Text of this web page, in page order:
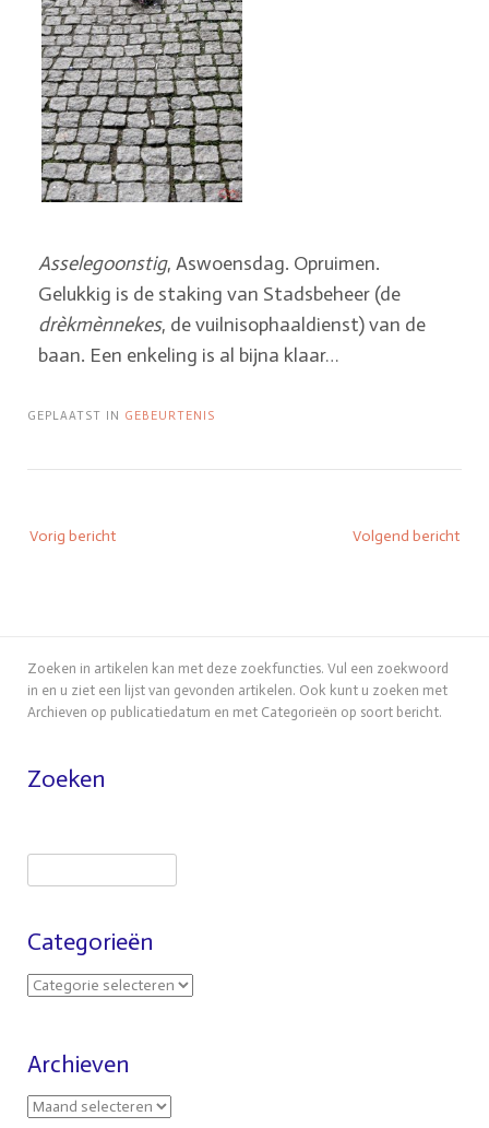
Asselegoonstig, Aswoensdag. Opruimen.
Gelukkig is de staking van Stadsbeheer (de
drèkmènnekes, de vuilnisophaaldienst) van de
baan. Een enkeling is al bijna klaar…
GEPLAATST IN GEBEURTENIS
Vorig bericht Volgend bericht
Zoeken in artikelen kan met deze zoekfuncties. Vul een zoekwoord
in en u ziet een lijst van gevonden artikelen. Ook kunt u zoeken met
Archieven op publicatiedatum en met Categorieën op soort bericht.
Zoeken
Categorieën
Archieven